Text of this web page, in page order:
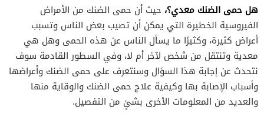
هل حمى الضنك معدي؟، حيث أن حمى الضنك من الأمراض
الفيروسية الخطيرة التي يمكن أن تصيب بعض الناس وتسبب
أعراض كثيرة، وكثيرًا ما يسأل الناس عن هذه الحمى وهل هي
معدية وتنتقل من شخص لآخر أم لا، وفي السطور القادمة سوف
نتحدث عن إجابة هذا السؤال وسنتعرف على حمى الضنك وأعراضها
وأسباب الإصابة بها وكيفية علاج حمى الضنك والوقاية منها
والعديد من المعلومات الأخرى بشئٍ من التفصيل.